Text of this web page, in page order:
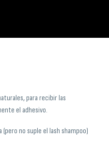
para recibir las
el adhesivo.
no suple el lash shampoo)